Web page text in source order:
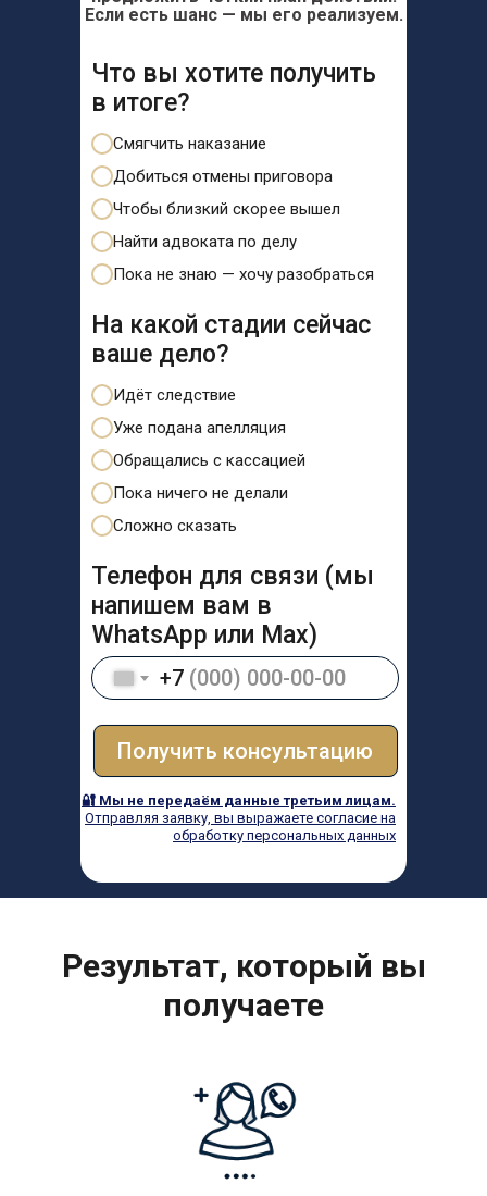
🔐 Мы не передаём данные третьим лицам.
Отправляя заявку, вы выражаете согласие на
обработку персональных данных
Что вы хотите получить
в итоге?
Смягчить наказание
Добиться отмены приговора
Чтобы близкий скорее вышел
Найти адвоката по делу
Пока не знаю — хочу разобраться
На какой стадии сейчас
ваше дело?
Идёт следствие
Уже подана апелляция
Обращались с кассацией
Пока ничего не делали
Сложно сказать
Телефон для связи (мы
напишем вам в
WhatsApp или Max)
+7
Получить консультацию
Если есть шанс — мы его реализуем.
Результат, который вы
получаете